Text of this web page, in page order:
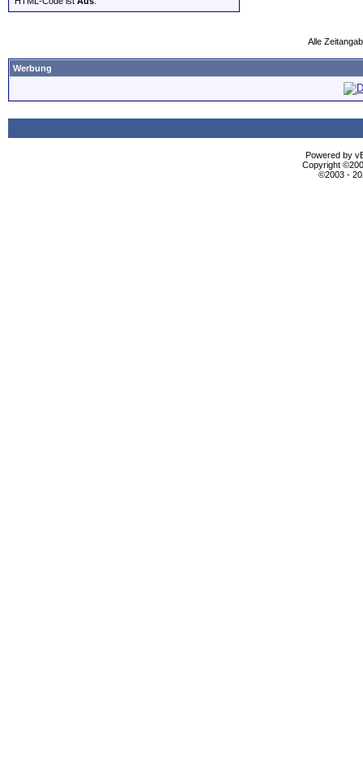
Alle
Werbung
Powered by
Copyright
©2003 -